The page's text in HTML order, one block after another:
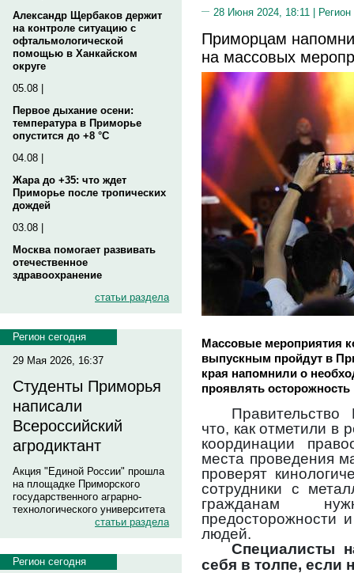
Александр Щербаков держит
на контроле ситуацию с
офтальмологической
помощью в Ханкайском
округе
05.08 |
Первое дыхание осени:
температура в Приморье
опустится до +8 °C
04.08 |
Жара до +35: что ждет
Приморье после тропических
дождей
03.08 |
Москва помогает развивать
отечественное
здравоохранение
статьи раздела
Регион сегодня
29 Мая 2026, 16:37
Студенты Приморья
написали
Всероссийский
агродиктант
Акция "Единой России" прошла
на площадке Приморского
государственного аграрно-
технологического университета
статьи раздела
Регион сегодня
28 Июня 2024, 18:11 | Регион
Приморцам
на массовых
Массовые мероприятия
выпускным пройдут в
края напомнили о
проявлять
что, как отметили в
координации
места проведения
проверят
сотрудники с
гражданам
предосторожности
людей.
Специалисты
себя в толпе, если